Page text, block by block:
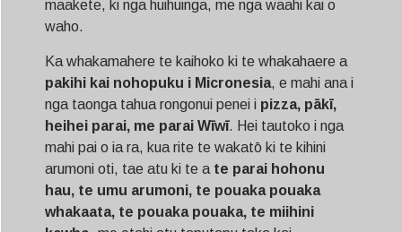
maakete, ki nga huihuinga, me nga waahi kai o
waho.
Ka whakamahere te kaihoko ki te whakahaere a
pakihi kai nohopuku i Micronesia, e mahi ana i
nga taonga tahua rongonui penei i pizza, pākī,
heihei parai, me parai Wīwī. Hei tautoko i nga
mahi pai o ia ra, kua rite te wakatō ki te kihini
arumoni oti, tae atu ki te a te parai hohonu
hau, te umu arumoni, te pouaka pouaka
whakaata, te pouaka pouaka, te miihini